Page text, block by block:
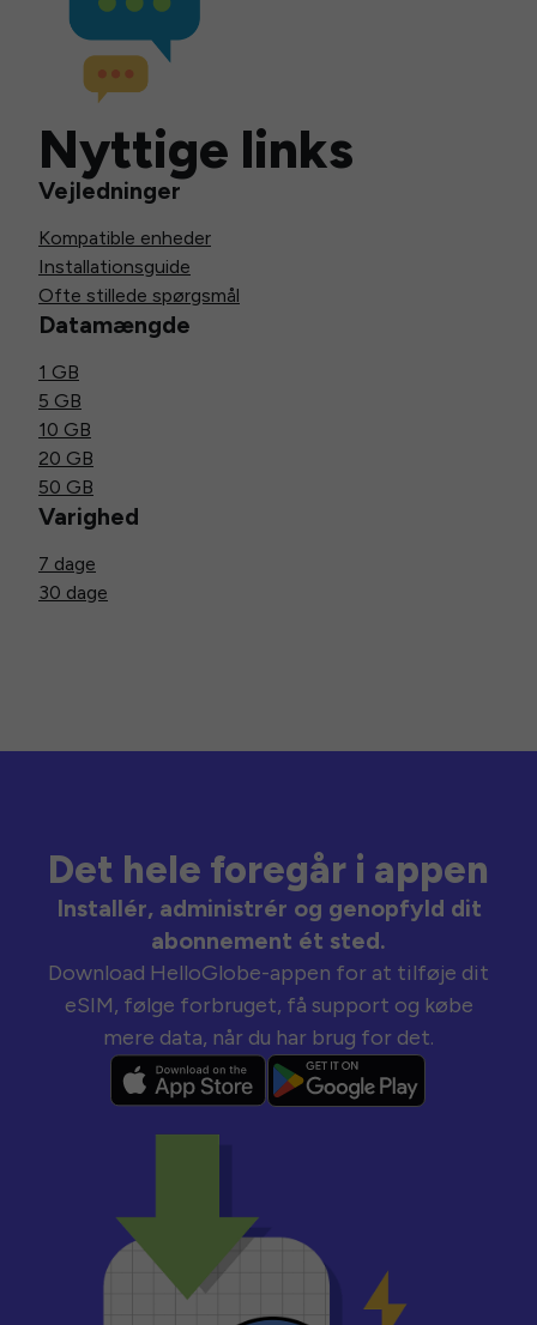
Nyttige links
Vejledninger
Kompatible enheder
Installationsguide
Ofte stillede spørgsmål
Datamængde
1 GB
5 GB
10 GB
20 GB
50 GB
Varighed
7 dage
30 dage
Det hele foregår i appen
Installér, administrér og genopfyld dit
abonnement ét sted.
Download HelloGlobe-appen for at tilføje dit
eSIM, følge forbruget, få support og købe
mere data, når du har brug for det.